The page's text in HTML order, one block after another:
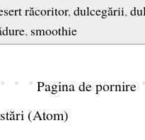
răcoritor,dulcegării,
, smoothie
Pagina de pornire
(Atom)